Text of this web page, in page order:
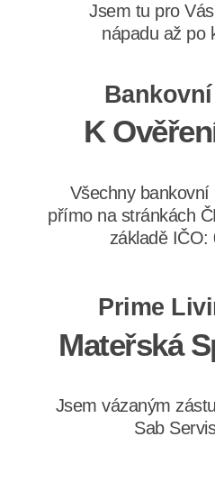
Jsem tu pro
nápadu až po
K
Všechny bankovní
přímo na stránkách
základě IČO:
Prime
Mateřská
Jsem vázaným
Sab